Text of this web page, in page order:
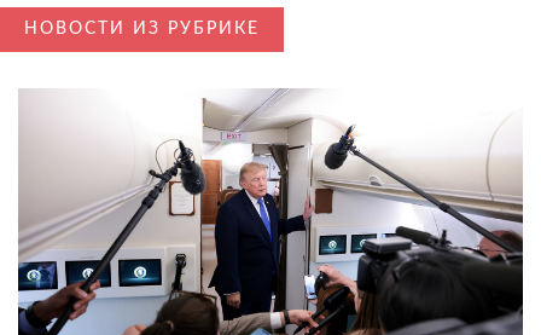
НОВОСТИ ИЗ РУБРИКЕ